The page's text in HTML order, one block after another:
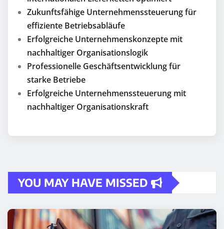
Zukunftsfähige Unternehmenssteuerung für
effiziente Betriebsabläufe
Erfolgreiche Unternehmenskonzepte mit
nachhaltiger Organisationslogik
Professionelle Geschäftsentwicklung für
starke Betriebe
Erfolgreiche Unternehmenssteuerung mit
nachhaltiger Organisationskraft
YOU MAY HAVE MISSED